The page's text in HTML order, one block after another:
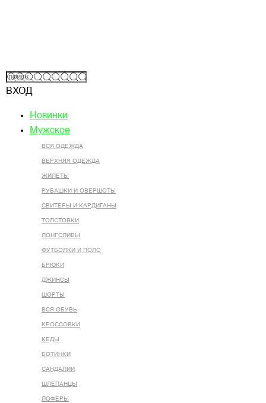
ВХОД
Новинки
Мужское
ВСЯ ОДЕЖДА
ВЕРХНЯЯ ОДЕЖДА
ЖИЛЕТЫ
РУБАШКИ И ОВЕРШОТЫ
СВИТЕРЫ И КАРДИГАНЫ
ТОЛСТОВКИ
ЛОНГСЛИВЫ
ФУТБОЛКИ И ПОЛО
БРЮКИ
ДЖИНСЫ
ШОРТЫ
ВСЯ ОБУВЬ
КРОССОВКИ
КЕДЫ
БОТИНКИ
САНДАЛИИ
ШЛЕПАНЦЫ
ЛОФЕРЫ